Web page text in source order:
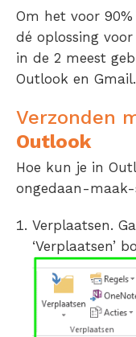
Om het voor
dé oplossing
in de 2 meest
Outlook en Gmail.
Verzonden
Outlook
Hoe kun je in
ongedaan-maak-
Verplaatsen.
‘Verplaatsen’